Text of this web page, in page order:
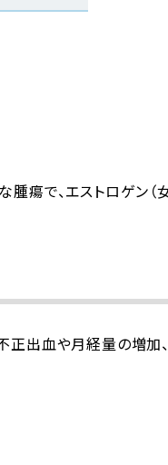
瘍で、エストロゲン（
出血や月経量の増加